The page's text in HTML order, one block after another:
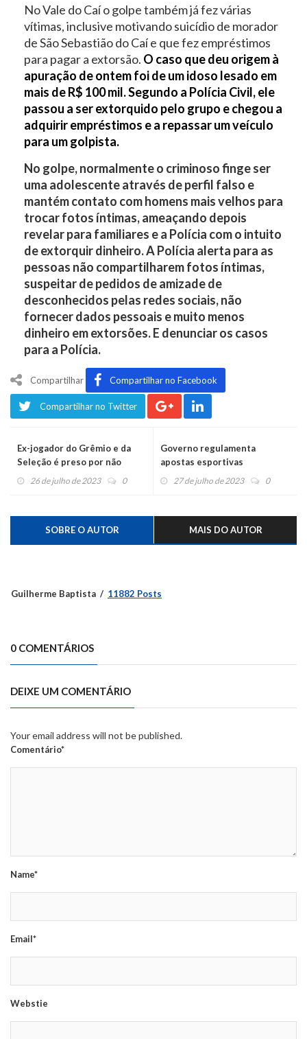
No Vale do Caí o golpe também já fez várias
vítimas, inclusive motivando suicídio de morador
de São Sebastião do Caí e que fez empréstimos
para pagar a extorsão. O caso que deu origem à
apuração de ontem foi de um idoso lesado em
mais de R$ 100 mil. Segundo a Polícia Civil, ele
passou a ser extorquido pelo grupo e chegou a
adquirir empréstimos e a repassar um veículo
para um golpista.
No golpe, normalmente o criminoso finge ser
uma adolescente através de perfil falso e
mantém contato com homens mais velhos para
trocar fotos íntimas, ameaçando depois
revelar para familiares e a Polícia com o intuito
de extorquir dinheiro. A Polícia alerta para as
pessoas não compartilharem fotos íntimas,
suspeitar de pedidos de amizade de
desconhecidos pelas redes sociais, não
fornecer dados pessoais e muito menos
dinheiro em extorsões. E denunciar os casos
para a Polícia.
Compartilhar Compartilhar no Facebook
Compartilhar no Twitter
Ex-jogador do Grêmio e da
Seleção é preso por não
pagar pensão
26 de julho de 2023 0
Governo regulamenta
apostas esportivas
27 de julho de 2023 0
SOBRE O AUTOR MAIS DO AUTOR
Guilherme Baptista 11882 Posts
0 COMENTÁRIOS
DEIXE UM COMENTÁRIO
Your email address will not be published.
Comentário*
Name*
Email*
Webstie